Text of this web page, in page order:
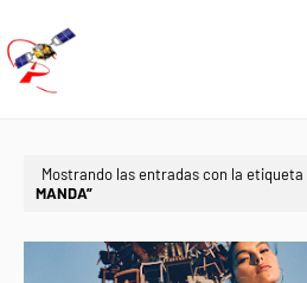
Mostrando las entradas con la etiqueta
MANDA